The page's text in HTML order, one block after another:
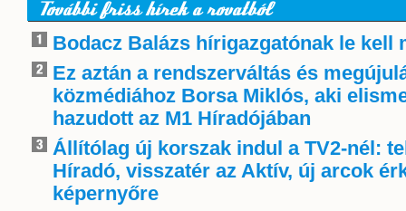
További friss hírek a rovatból
Bodacz Balázs hírigazgatónak le kell
Ez aztán a rendszerváltás és
közmédiához Borsa Miklós, aki
hazudott az M1 Híradójában
Állítólag új korszak indul a TV2-nél:
Híradó, visszatér az Aktív, új arcok
képernyőre